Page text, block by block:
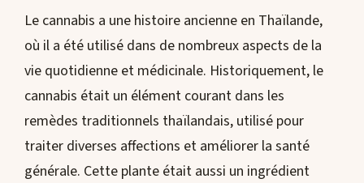
Le cannabis a une histoire ancienne en Thaïlande,
où il a été utilisé dans de nombreux aspects de la
vie quotidienne et médicinale. Historiquement, le
cannabis était un élément courant dans les
remèdes traditionnels thaïlandais, utilisé pour
traiter diverses affections et améliorer la santé
générale. Cette plante était aussi un ingrédient